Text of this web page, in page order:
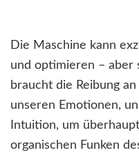
Die Maschine kann
und optimieren – aber
braucht die Reibung
unseren Emotionen,
Intuition, um
organischen Funken